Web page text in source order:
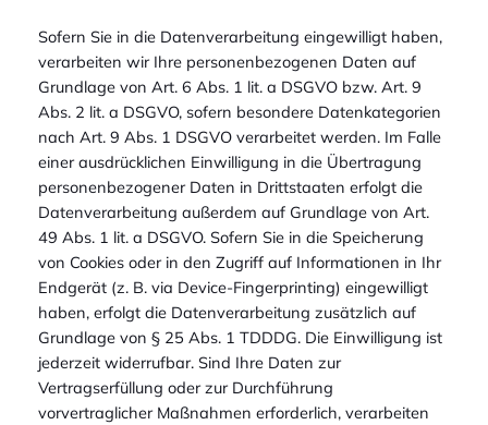
Sofern Sie in die Datenverarbeitung eingewilligt haben,
verarbeiten wir Ihre personenbezogenen Daten auf
Grundlage von Art. 6 Abs. 1 lit. a DSGVO bzw. Art. 9
Abs. 2 lit. a DSGVO, sofern besondere Datenkategorien
nach Art. 9 Abs. 1 DSGVO verarbeitet werden. Im Falle
einer ausdrücklichen Einwilligung in die Übertragung
personenbezogener Daten in Drittstaaten erfolgt die
Datenverarbeitung außerdem auf Grundlage von Art.
49 Abs. 1 lit. a DSGVO. Sofern Sie in die Speicherung
von Cookies oder in den Zugriff auf Informationen in Ihr
Endgerät (z. B. via Device-Fingerprinting) eingewilligt
haben, erfolgt die Datenverarbeitung zusätzlich auf
Grundlage von § 25 Abs. 1 TDDDG. Die Einwilligung ist
jederzeit widerrufbar. Sind Ihre Daten zur
Vertragserfüllung oder zur Durchführung
vorvertraglicher Maßnahmen erforderlich, verarbeiten